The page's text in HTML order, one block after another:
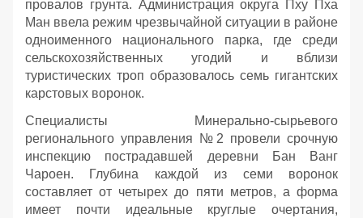
провалов грунта. Администрация округа Пху Пха
Ман ввела режим чрезвычайной ситуации в районе
одноименного национального парка, где среди
сельскохозяйственных угодий и вблизи
туристических троп образовалось семь гигантских
карстовых воронок.
Специалисты Минерально-сырьевого
регионального управления №2 провели срочную
инспекцию пострадавшей деревни Бан Ванг
Чароен. Глубина каждой из семи воронок
составляет от четырех до пяти метров, а форма
имеет почти идеальные круглые очертания,